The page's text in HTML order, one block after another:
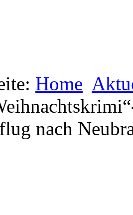
Home
nach